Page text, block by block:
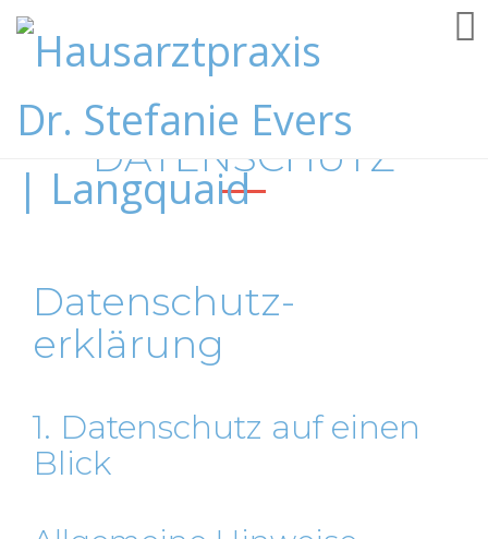
DATENSCHUTZ
Datenschutz­
erklärung
1. Datenschutz auf einen
Blick